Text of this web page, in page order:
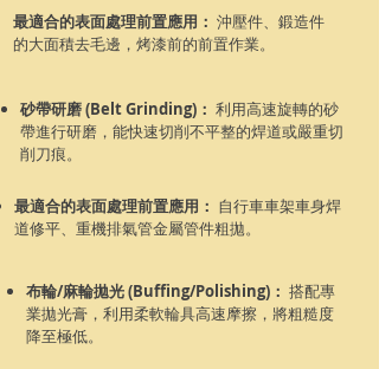
最適合的表面處理前置應用： 沖壓件、鍛造件
的大面積去毛邊，烤漆前的前置作業。
砂帶研磨 (Belt Grinding)： 利用高速旋轉的砂
帶進行研磨，能快速切削不平整的焊道或嚴重切
削刀痕。
最適合的表面處理前置應用： 自行車車架車身焊
道修平、重機排氣管金屬管件粗拋。
布輪/麻輪拋光 (Buffing/Polishing)： 搭配專
業拋光膏，利用柔軟輪具高速摩擦，將粗糙度
降至極低。